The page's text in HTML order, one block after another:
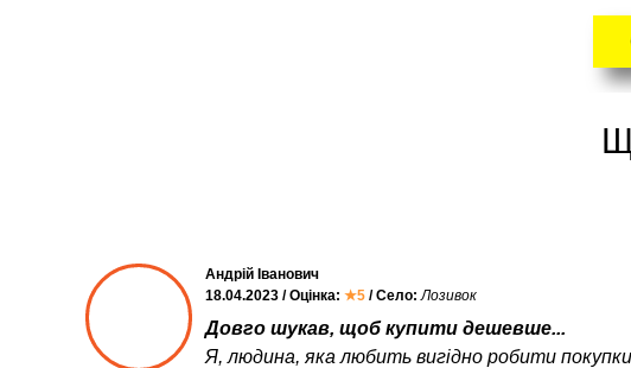
Довго шукав, щоб купити дешевше...
Я, людина, яка любить вигідно робити
Андрій Іванович
18.04.2023 / Оцінка: ★5 / Село: Лозивок